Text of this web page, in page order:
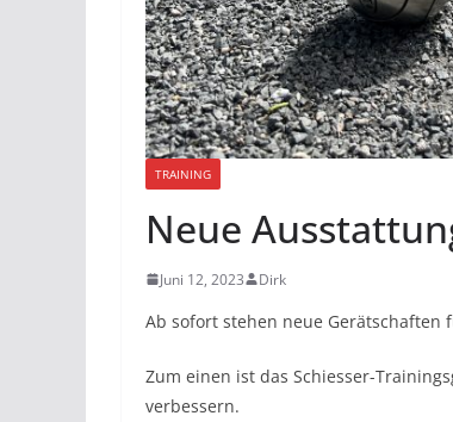
TRAINING
Neue
Juni 12, 2023 Dirk
Ab sofort stehen neue Gerätschaften
Zum einen ist das Schiesser-
verbessern.